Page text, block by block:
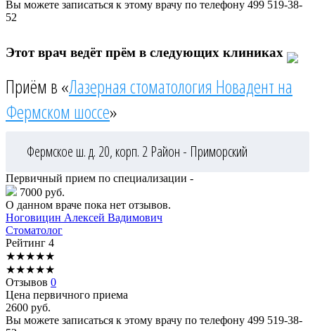
Вы можете записаться к этому врачу по телефону 499 519-38-
52
Этот врач ведёт прём в следующих клиниках
Приём в «Лазерная стоматология Новадент на
Фермском шоссе»
Фермское ш. д. 20, корп. 2 Район - Приморский
Первичный прием по специализации -
7000 руб.
О данном враче пока нет отзывов.
Ноговицин Алексей Вадимович
Стоматолог
Рейтинг 4
★★★★★
★★★★★
Отзывов 0
Цена первичного приема
2600 руб.
Вы можете записаться к этому врачу по телефону 499 519-38-